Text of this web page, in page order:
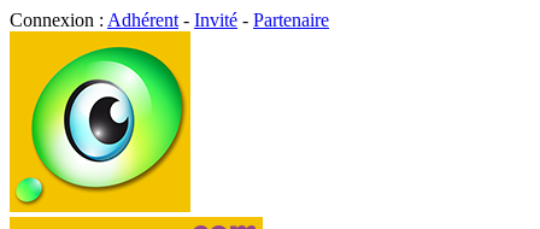
Connexion : Adhérent - Invité - Partenaire